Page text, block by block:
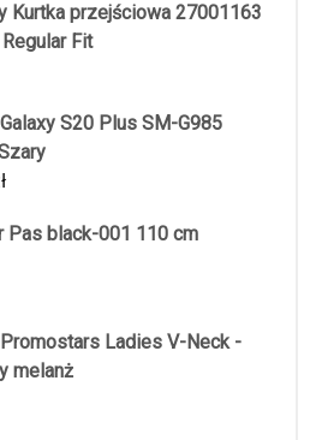
Kurtka przejściowa 27001163
Fit
S20 Plus SM-G985
Pas black-001 110 cm
Ladies V-Neck -
melanż